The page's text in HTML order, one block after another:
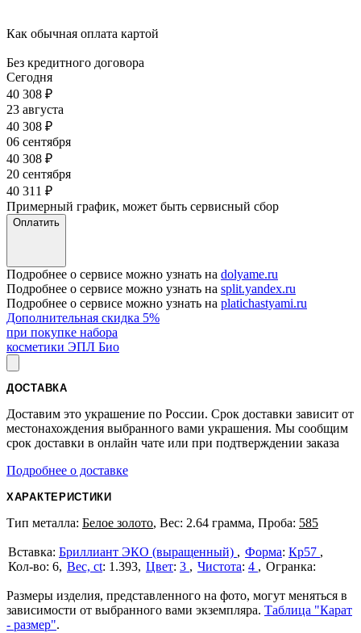
Как обычная оплата картой
Без кредитного договора
Сегодня
40 308 ₽
23 августа
40 308 ₽
06 сентября
40 308 ₽
20 сентября
40 311 ₽
Примерный график, может быть сервисный сбор
Оплатить
Подробнее о сервисе можно узнать на dolyame.ru
Подробнее о сервисе можно узнать на split.yandex.ru
Подробнее о сервисе можно узнать на platichastyami.ru
Дополнительная скидка 5%
при покупке набора
косметики ЭПЛ Био
ДОСТАВКА
Доставим это украшение по России. Срок доставки зависит от
местонахождения выбранного вами украшения. Мы сообщим
срок доставки в онлайн чате или при подтверждении заказа
Подробнее о доставке
ХАРАКТЕРИСТИКИ
Тип металла: Белое золото, Вес: 2.64 грамма, Проба: 585
Бриллиант ЭКО (выращенный) Форма: Кр57
6 Вес, ct: 1.393 Цвет: 3 Чистота: 4
Размеры изделия, представленного на фото, могут меняться в
зависимости от выбранного вами экземпляра. Таблица "Карат
- размер".